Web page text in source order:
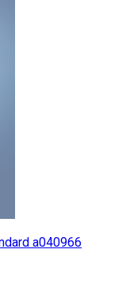
a040966